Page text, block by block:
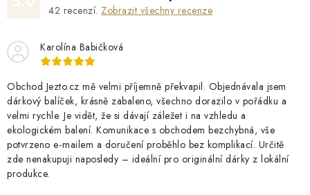
42 recenzí. Zobrazit všechny recenze
Karolína Babičková
Obchod Jezto.cz mě velmi příjemně překvapil. Objednávala jsem
dárkový balíček, krásně zabaleno, všechno dorazilo v pořádku a
velmi rychle. Je vidět, že si dávají záležet i na vzhledu a
ekologickém balení. Komunikace s obchodem bezchybná, vše
potvrzeno e‑mailem a doručení proběhlo bez komplikací. Určitě
zde nenakupuji naposledy – ideální pro originální dárky z lokální
produkce.